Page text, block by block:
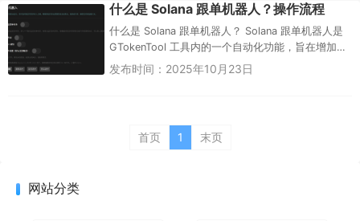
什么是 Solana 跟单机器人？操作流程
什么是 Solana 跟单机器人？ Solana 跟单机器人是
GTokenTool 工具内的一个自动化功能，旨在增加您
创建新代币...
发布时间：2025年10月23日
首页 1 末页
网站分类